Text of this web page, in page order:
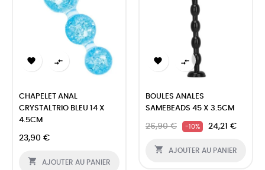
 
CHAPELET ANAL
CRYSTALTRIO BLEU 14 X
4.5CM
23,90 €
 AJOUTER AU PANIER
 
BOULES ANALES
SAMEBEADS 45 X 3.5CM
26,90 € -10% 24,21 €
 AJOUTER AU PANIER